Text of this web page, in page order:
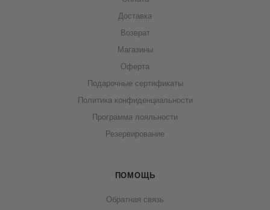
Доставка
Возврат
Магазины
Оферта
Подарочные сертификаты
Политика конфиденциальности
Программа лояльности
Резервирование
ПОМОЩЬ
Обратная связь